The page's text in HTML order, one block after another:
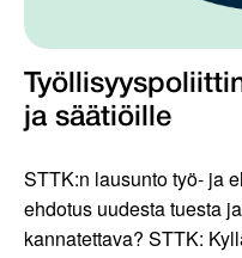
ja säätiöille
STTK:n lausunto työ- ja
ehdotus uudesta tuesta
kannatettava? STTK: